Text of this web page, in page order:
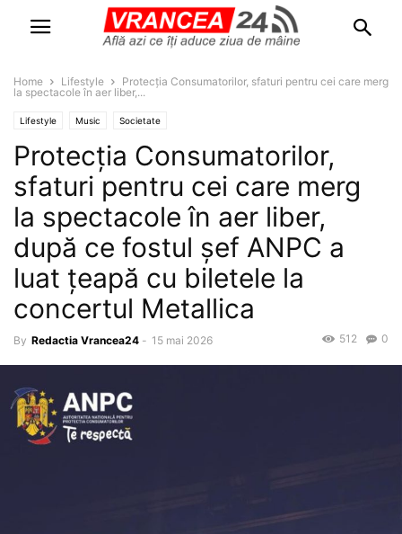
Home Lifestyle
Protecția Consumatorilor, sfaturi pentru cei care merg
la spectacole în aer liber,...
Lifestyle Music Societate
Protecția Consumatorilor,
sfaturi pentru cei care merg
la spectacole în aer liber,
după ce fostul șef ANPC a
luat țeapă cu biletele la
concertul Metallica
By Redactia Vrancea24 - 15 mai 2026 0
512